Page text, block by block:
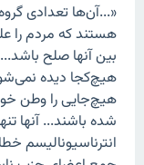
«...آن‌ها تعدادی
هستند که مردم را
بین آنها صلح
هیچ‌کجا دیده
هیچ‌جایی را وطن خود
شده باشند... آنها
انترناسیونالیسم